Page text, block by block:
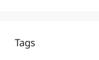
Tags